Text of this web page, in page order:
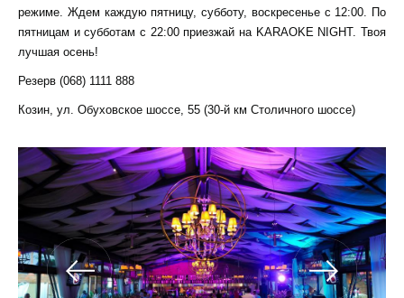
режиме. Ждем каждую пятницу, субботу, воскресенье с 12:00. По
пятницам и субботам с 22:00 приезжай на KARAOKE NIGHT. Твоя
лучшая осень!
Резерв (068) 1111 888
Козин, ул. Обуховское шоссе, 55 (30-й км Столичного шоссе)